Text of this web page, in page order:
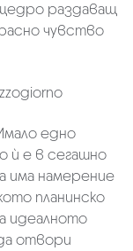
раздаващ
чувство
едно
ѝ е в сегашно
има намерение
планинско
идеалното
отвори